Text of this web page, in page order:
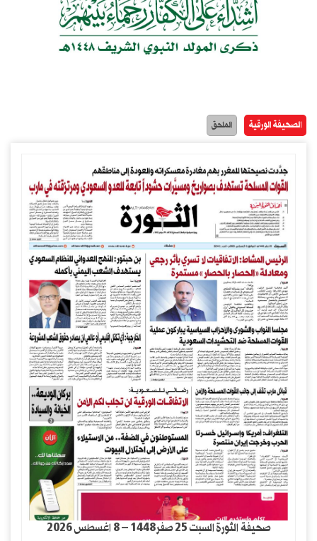
الصحيفة الورقية الملحق
صحيفة الثورة السبت 25 صفر1448 – 8 اغسطس 2026